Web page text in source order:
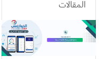
المقالات